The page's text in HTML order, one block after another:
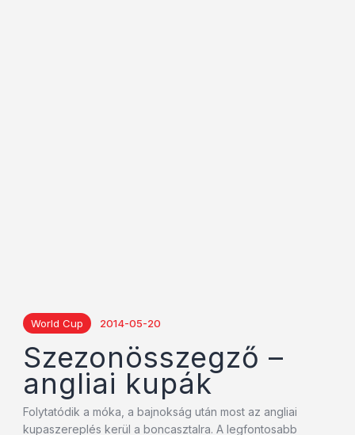
World Cup 2014-05-20
Szezonösszegző –
angliai kupák
Folytatódik a móka, a bajnokság után most az angliai
kupaszereplés kerül a boncasztalra. A legfontosabb